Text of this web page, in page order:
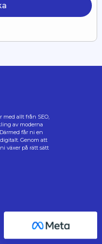
med allt från SEO,
av moderna
får ni en
Genom att
växer på rätt sätt